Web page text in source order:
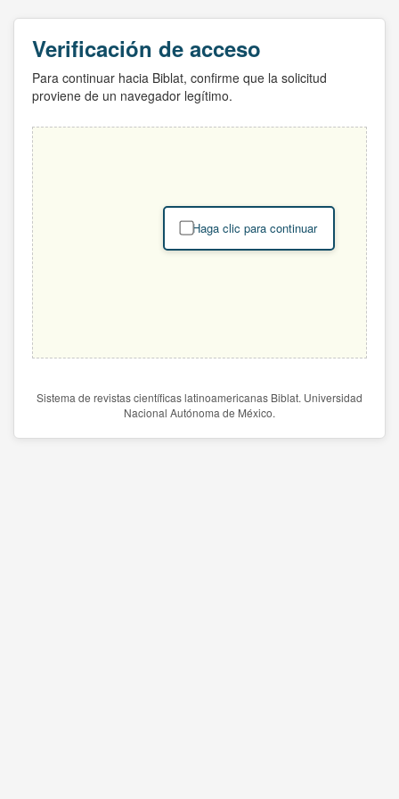
Verificación de acceso
Para continuar hacia Biblat, confirme que la solicitud
proviene de un navegador legítimo.
Haga clic para continuar
Sistema de revistas científicas latinoamericanas Biblat. Universidad
Nacional Autónoma de México.